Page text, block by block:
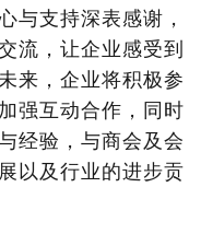
与支持深表感谢，
流，让企业感受到
来，企业将积极参
强互动合作，同时
经验，与商会及会
以及行业的进步贡